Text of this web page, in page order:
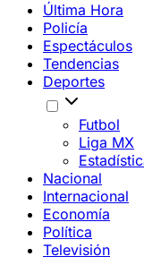
Última Hora
Policía
Espectáculos
Tendencias
Deportes
Futbol
Liga MX
Nacional
Internacional
Economía
Política
Televisión